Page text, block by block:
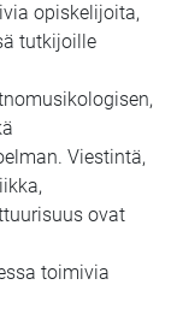
opiskelijoita,
tutkijoille
Viestintä,
ovat
toimivia